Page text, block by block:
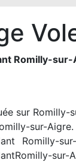
Romilly-
sur Romilly-
sur-Aigre.
Romilly-